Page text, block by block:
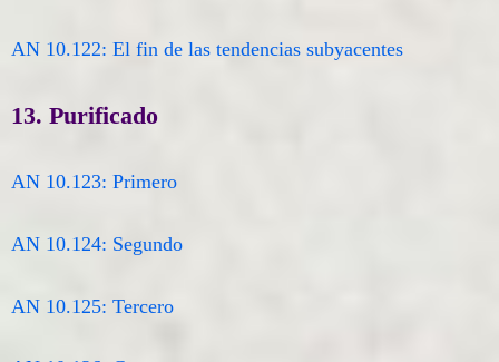
AN 10.122: El fin de las tendencias subyacentes
13. Purificado
AN 10.123: Primero
AN 10.124: Segundo
AN 10.125: Tercero